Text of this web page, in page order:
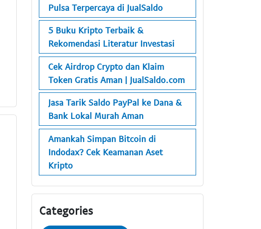
Pulsa Terpercaya di JualSaldo
5 Buku Kripto Terbaik &
Rekomendasi Literatur Investasi
Cek Airdrop Crypto dan Klaim
Token Gratis Aman | JualSaldo.com
Jasa Tarik Saldo PayPal ke Dana &
Bank Lokal Murah Aman
Amankah Simpan Bitcoin di
Indodax? Cek Keamanan Aset
Kripto
Categories